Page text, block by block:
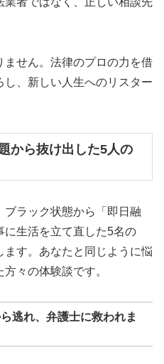
せん。法律のプロの力を借
し、新しい人生へのリスター
から抜け出した5人の
ラック状態から「即日融
に生活を立て直した5名の
す。あなたと同じように悩
々の体験談です。
逃れ、弁護士に救われま